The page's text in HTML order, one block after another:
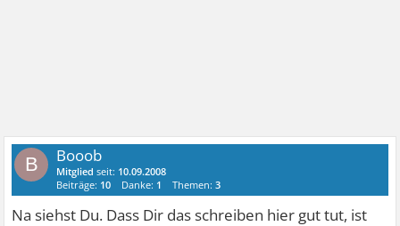
B Booob
Mitglied seit: 10.09.2008
Beiträge: 10 Danke: 1 Themen:3
Na siehst Du. Dass Dir das schreiben hier gut tut, ist